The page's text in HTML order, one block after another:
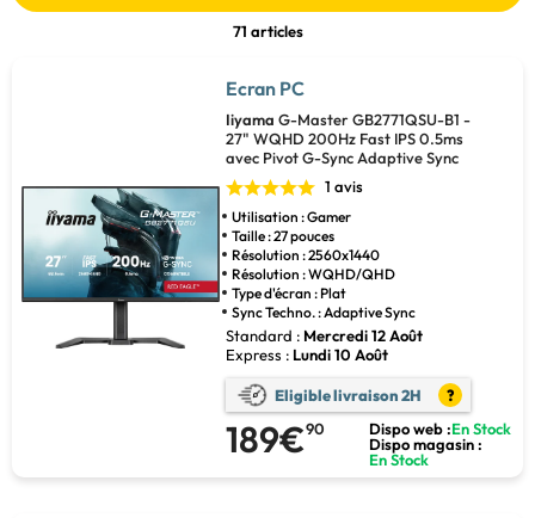
71 articles
Ecran PC
Iiyama G-Master GB2771QSU-B1 -
27" WQHD 200Hz Fast IPS 0.5ms
avec Pivot G-Sync Adaptive Sync
1 avis
Utilisation : Gamer
Taille : 27 pouces
Résolution : 2560x1440
Résolution : WQHD/QHD
Type d'écran : Plat
Sync Techno. : Adaptive Sync
Standard : Mercredi 12 Août
Express : Lundi 10 Août
Eligible livraison 2H ?
189€90 Dispo web :En Stock
Dispo magasin :
En Stock